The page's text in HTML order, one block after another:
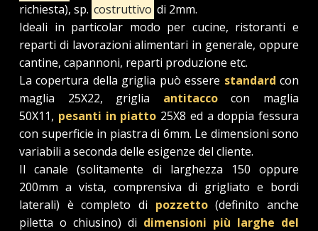
richiesta), sp. costruttivo di 2mm.
Ideali in particolar modo per cucine, ristoranti e
reparti di lavorazioni alimentari in generale, oppure
cantine, capannoni, reparti produzione etc.
La copertura della griglia può essere standard con
maglia 25X22, griglia antitaccocon maglia
50X11, pesanti in piatto 25X8 ed a doppia fessura
con superficie in piastra di 6mm. Le dimensioni sono
variabili a seconda delle esigenze del cliente.
Il canale (solitamente di larghezza 150 oppure
200mm a vista, comprensiva di grigliato e bordi
laterali) è completo di pozzetto(definito anche
piletta o chiusino) di dimensioni più larghe del